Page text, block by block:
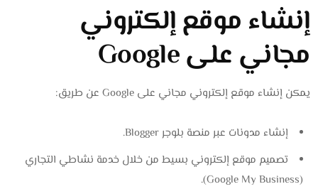
إنشاء موقع إلكتروني
مجاني على Google
يمكن إنشاء موقع إلكتروني مجاني على Google عن طريق:
إنشاء مدونات عبر منصة بلوجر Blogger.
تصميم موقع إلكتروني بسيط من خلال خدمة نشاطي التجاري
(Google My Business).